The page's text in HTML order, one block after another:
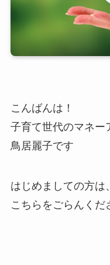
こんばんは！
子育て世代のマネー
鳥居麗子です
はじめましての方は、
こちらをごらんく